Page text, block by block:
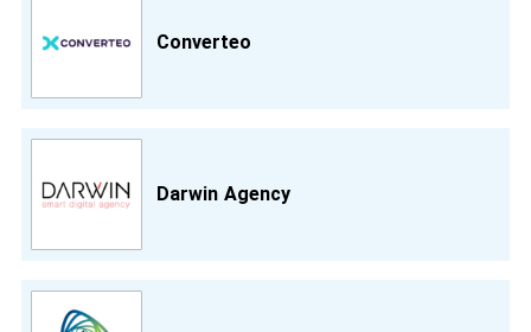
Converteo
Darwin Agency